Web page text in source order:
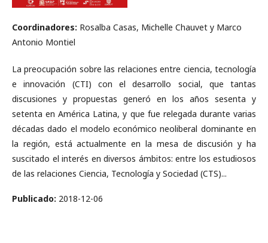
Coordinadores: Rosalba Casas, Michelle Chauvet y Marco
Antonio Montiel
La preocupación sobre las relaciones entre ciencia, tecnología
e innovación (CTI) con el desarrollo social, que tantas
discusiones y propuestas generó en los años sesenta y
setenta en América Latina, y que fue relegada durante varias
décadas dado el modelo económico neoliberal dominante en
la región, está actualmente en la mesa de discusión y ha
suscitado el interés en diversos ámbitos: entre los estudiosos
de las relaciones Ciencia, Tecnología y Sociedad (CTS)...
Publicado: 2018-12-06